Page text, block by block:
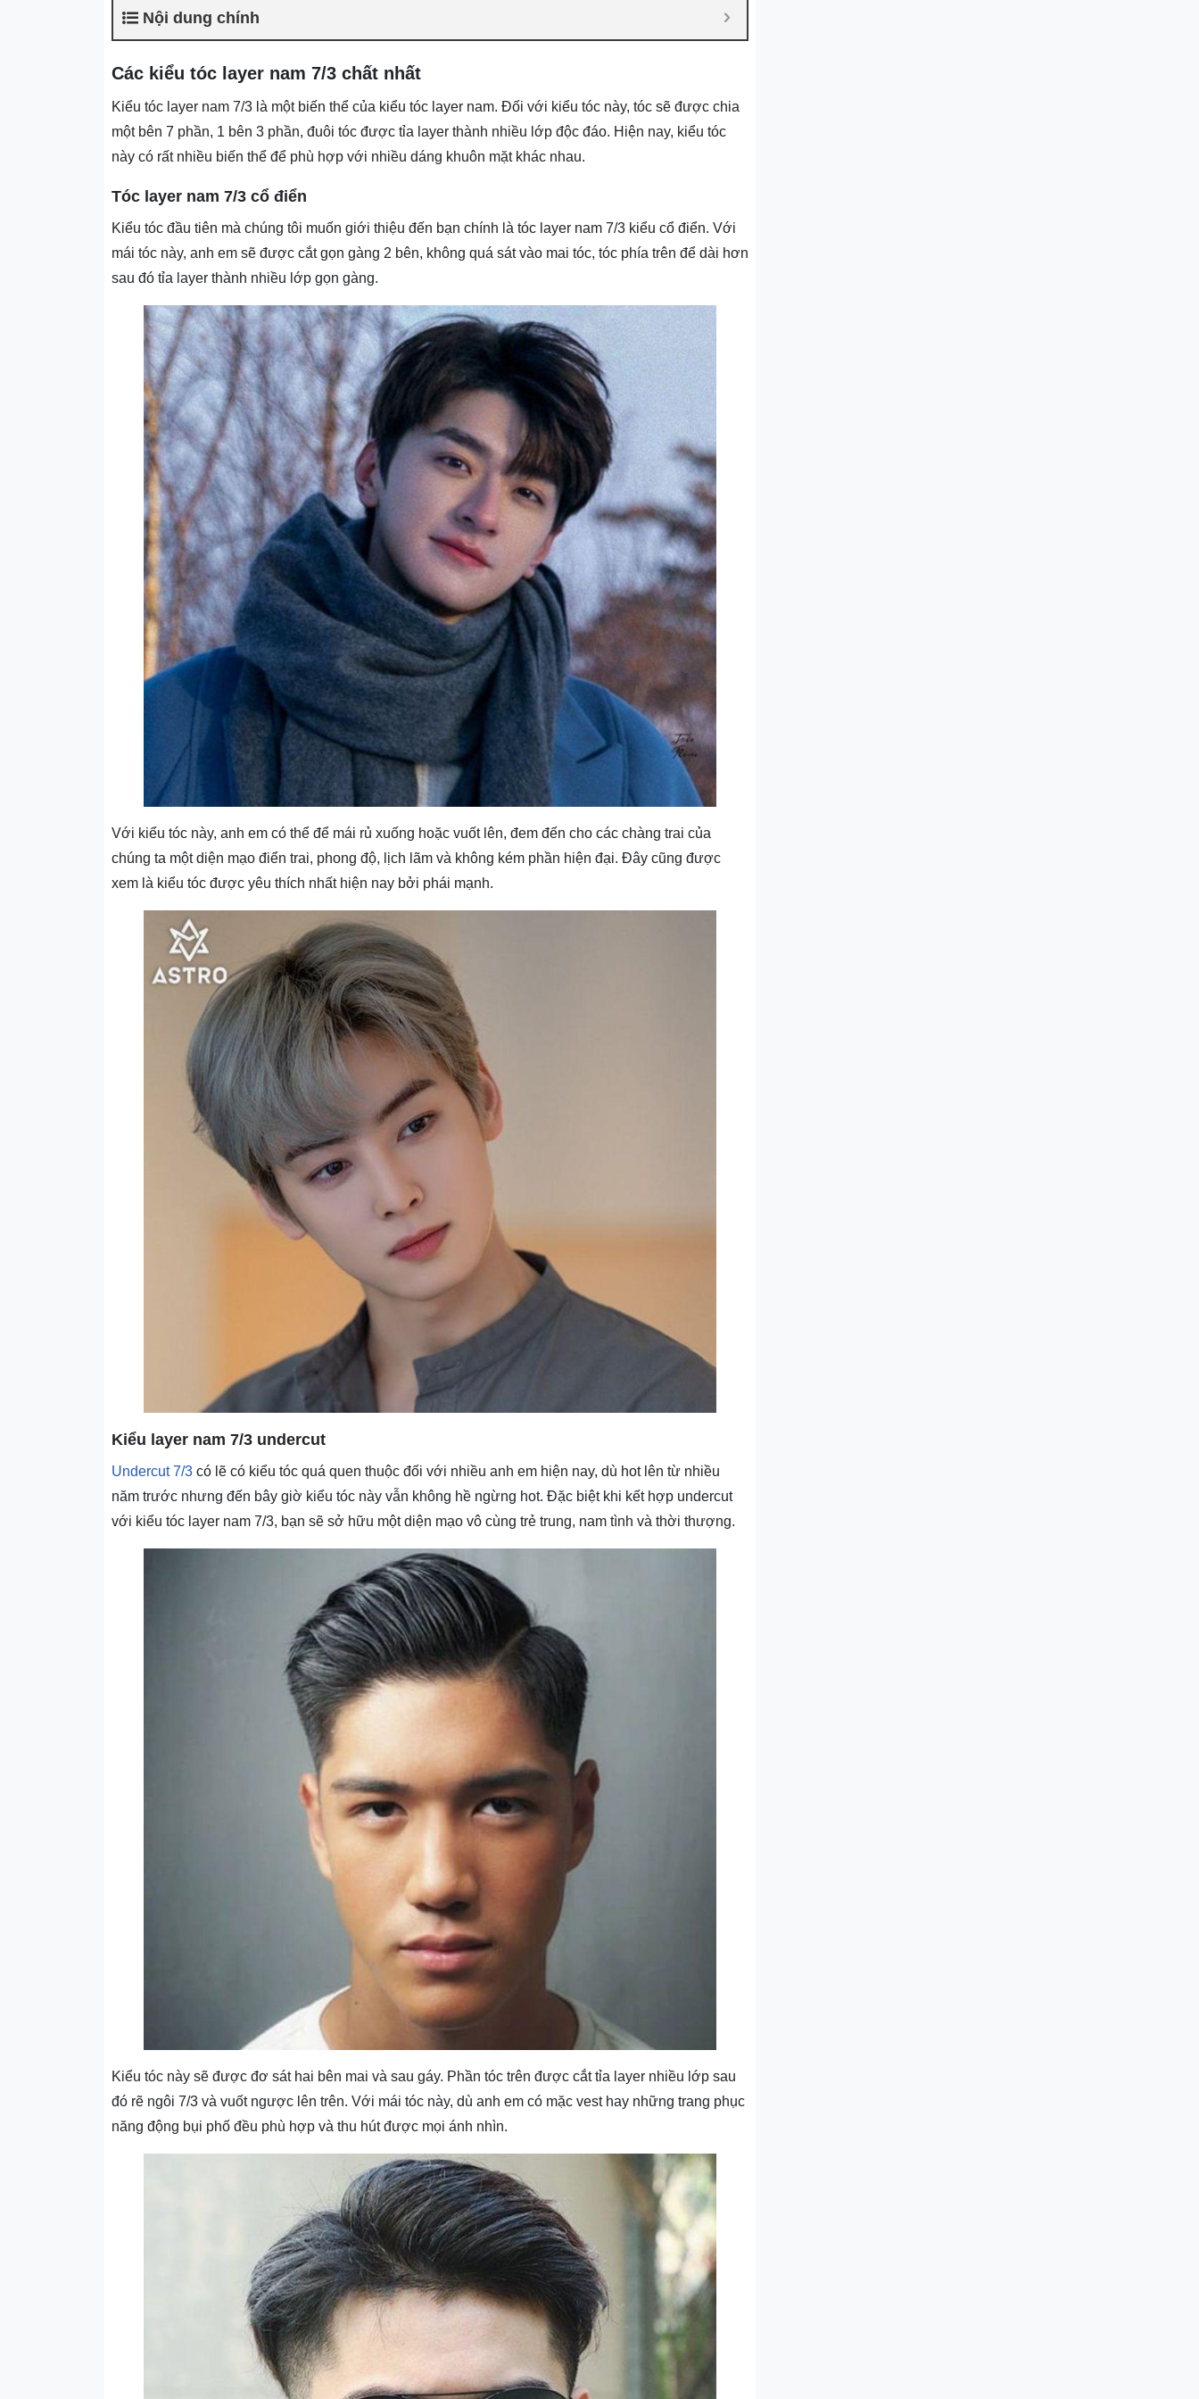
Nội dung chính
Các kiểu tóc layer nam 7/3 chất nhất
Kiểu tóc layer nam 7/3 là một biến thể của kiểu tóc layer nam. Đối với kiểu tóc này, tóc sẽ được chia
một bên 7 phần, 1 bên 3 phần, đuôi tóc được tỉa layer thành nhiều lớp độc đáo. Hiện nay, kiểu tóc
này có rất nhiều biến thể để phù hợp với nhiều dáng khuôn mặt khác nhau.
Tóc layer nam 7/3 cổ điển
Kiểu tóc đầu tiên mà chúng tôi muốn giới thiệu đến bạn chính là tóc layer nam 7/3 kiểu cổ điển. Với
mái tóc này, anh em sẽ được cắt gọn gàng 2 bên, không quá sát vào mai tóc, tóc phía trên để dài hơn
sau đó tỉa layer thành nhiều lớp gọn gàng.
Với kiểu tóc này, anh em có thể để mái rủ xuống hoặc vuốt lên, đem đến cho các chàng trai của
chúng ta một diện mạo điển trai, phong độ, lịch lãm và không kém phần hiện đại. Đây cũng được
xem là kiểu tóc được yêu thích nhất hiện nay bởi phái mạnh.
Kiểu layer nam 7/3 undercut
Undercut 7/3 có lẽ có kiểu tóc quá quen thuộc đối với nhiều anh em hiện nay, dù hot lên từ nhiều
năm trước nhưng đến bây giờ kiểu tóc này vẫn không hề ngừng hot. Đặc biệt khi kết hợp undercut
với kiểu tóc layer nam 7/3, bạn sẽ sở hữu một diện mạo vô cùng trẻ trung, nam tình và thời thượng.
Kiểu tóc này sẽ được đơ sát hai bên mai và sau gáy. Phần tóc trên được cắt tỉa layer nhiều lớp sau
đó rẽ ngôi 7/3 và vuốt ngược lên trên. Với mái tóc này, dù anh em có mặc vest hay những trang phục
năng động bụi phố đều phù hợp và thu hút được mọi ánh nhìn.